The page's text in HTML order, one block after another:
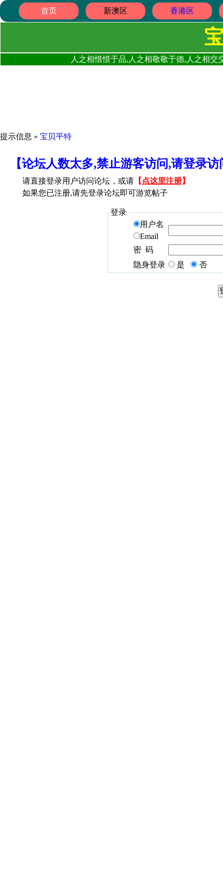
首页 新澳区 香港区
人之相惜惜于品,人之相敬敬于德,人之相
提示信息 » 宝贝平特
【论坛人数太多,禁止游客访问,请登录
请直接登录用户访问论坛，或请 【 点这里注册】
如果您已注册,请先登录论坛即可游览帖子
登录
用户名
Email
密 码
隐身登录
是 否